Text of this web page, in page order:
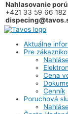
Nahlasovanie
+421 33 59 66 182
Aktuálne
Pre
Cena
Cenník
Poruchová